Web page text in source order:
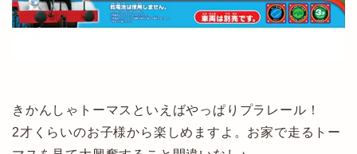
きかんしゃトーマスといえばやっぱりプラレール！
2才くらいのお子様から楽しめますよ。お家で走るトー